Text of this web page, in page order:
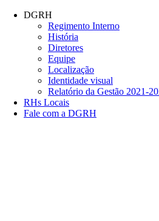
Conteúdo principal
DGRH
Regimento Interno
História
Diretores
Equipe
Localização
Identidade visual
Relatório da Gestão 2021-
RHs Locais
Fale com a DGRH